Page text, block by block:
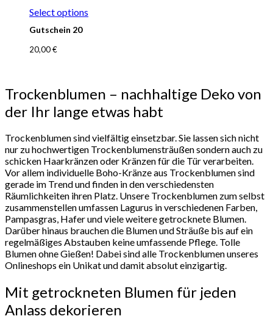
Select options
Gutschein 20
20,00€
Trockenblumen – nachhaltige Deko von
der Ihr lange etwas habt
Trockenblumen sind vielfältig einsetzbar. Sie lassen sich nicht
nur zu hochwertigen Trockenblumensträußen sondern auch zu
schicken Haarkränzen oder Kränzen für die Tür verarbeiten.
Vor allem individuelle Boho-Kränze aus Trockenblumen sind
gerade im Trend und finden in den verschiedensten
Räumlichkeiten ihren Platz. Unsere Trockenblumen zum selbst
zusammenstellen umfassen Lagurus in verschiedenen Farben,
Pampasgras, Hafer und viele weitere getrocknete Blumen.
Darüber hinaus brauchen die Blumen und Sträuße bis auf ein
regelmäßiges Abstauben keine umfassende Pflege. Tolle
Blumen ohne Gießen! Dabei sind alle Trockenblumen unseres
Onlineshops ein Unikat und damit absolut einzigartig.
Mit getrockneten Blumen für jeden
Anlass dekorieren